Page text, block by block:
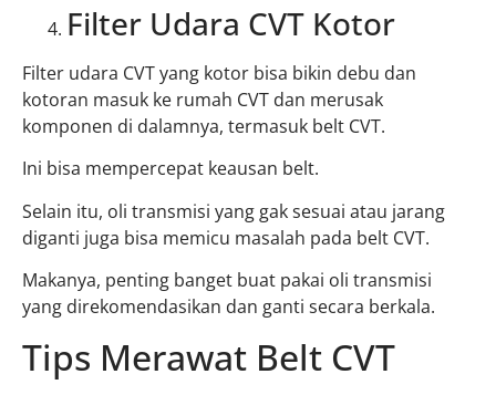
Filter Udara CVT Kotor
Filter udara CVT yang kotor bisa bikin debu dan
kotoran masuk ke rumah CVT dan merusak
komponen di dalamnya, termasuk belt CVT.
Ini bisa mempercepat keausan belt.
Selain itu, oli transmisi yang gak sesuai atau jarang
diganti juga bisa memicu masalah pada belt CVT.
Makanya, penting banget buat pakai oli transmisi
yang direkomendasikan dan ganti secara berkala.
Tips Merawat Belt CVT